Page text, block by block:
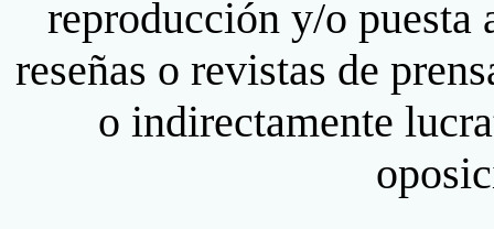
reproducción y/o puesta
reseñas o revistas de
o indirectamente